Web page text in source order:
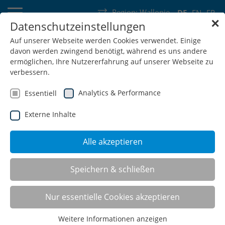
DE EN FR
Region: Wallonie
Deutschland Schweiz Österreich Belgien Frankreich
Luxemburg Niederlande Wallonie
SHOP
Palettenregale
✕
Datenschutzeinstellungen
Auf unserer Webseite werden Cookies verwendet. Einige
davon werden zwingend benötigt, während es uns andere
ermöglichen, Ihre Nutzererfahrung auf unserer Webseite zu
verbessern.
Essentiell Analytics & Performance
Externe Inhalte
Alle akzeptieren
Speichern & schließen
Nur essentielle Cookies akzeptieren
Weitere Informationen anzeigen